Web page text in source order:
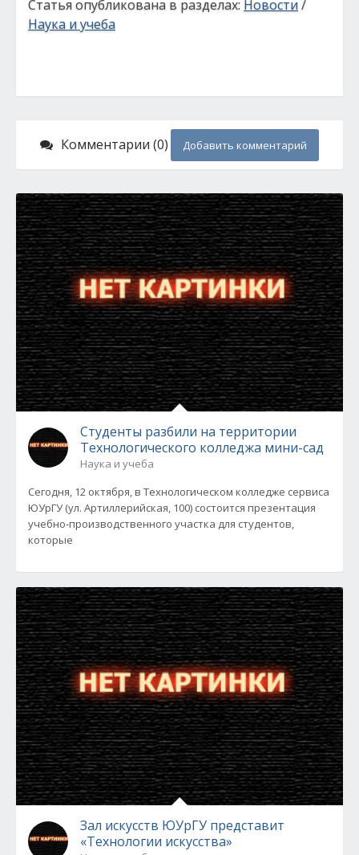
Статья опубликована в разделах: Новости/
Наука и учеба
Комментарии (0) Добавить комментарий
Студенты разбили на территории
Технологического колледжа мини-сад
Наука и учеба
Сегодня, 12 октября, в Технологическом колледже сервиса
ЮУрГУ (ул. Артиллерийская, 100) состоится презентация
учебно-производственного участка для студентов,
которые
Зал искусств ЮУрГУ представит
«Технологии искусства»